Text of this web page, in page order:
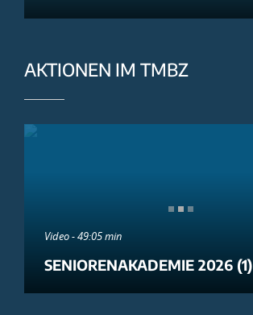
AKTIONEN IM TMBZ
Video - 49:05 min
SENIORENAKADEMIE 2026 (1)